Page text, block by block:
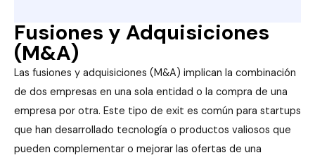
Fusiones y Adquisiciones
(M&A)
Las fusiones y adquisiciones (M&A) implican la combinación
de dos empresas en una sola entidad o la compra de una
empresa por otra. Este tipo de exit es común para startups
que han desarrollado tecnología o productos valiosos que
pueden complementar o mejorar las ofertas de una